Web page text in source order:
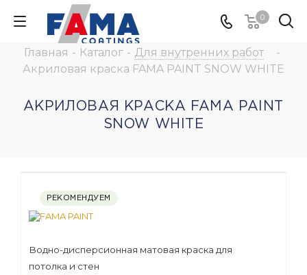
0
Главная - Каталог - Для внутренних работ
-
Акриловая краска FAMA PAINT SNOW WHITE
АКРИЛОВАЯ КРАСКА FAMA PAINT
SNOW WHITE
РЕКОМЕНДУЕМ
Водно-дисперсионная матовая краска для
потолка и стен